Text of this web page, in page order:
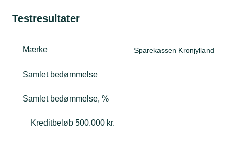
Testresultater
Mærke Sparekassen Kronjylland
Samlet bedømmelse
Samlet bedømmelse, %
Kreditbeløb 500.000 kr.